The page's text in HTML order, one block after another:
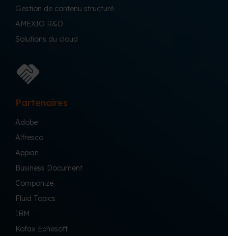
Gestion de contenu structuré
AMEXIO R&D
Solutions du cloud
Partenaires
Adobe
Alfresco
Appian
Business Document
Componize
Fluid Topics
IBM
Kofax Ephesoft